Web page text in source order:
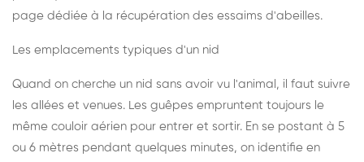
page dédiée à la récupération des essaims d'abeilles.
Les emplacements typiques d'un nid
Quand on cherche un nid sans avoir vu l'animal, il faut suivre
les allées et venues. Les guêpes empruntent toujours le
même couloir aérien pour entrer et sortir. En se postant à 5
ou 6 mètres pendant quelques minutes, on identifie en